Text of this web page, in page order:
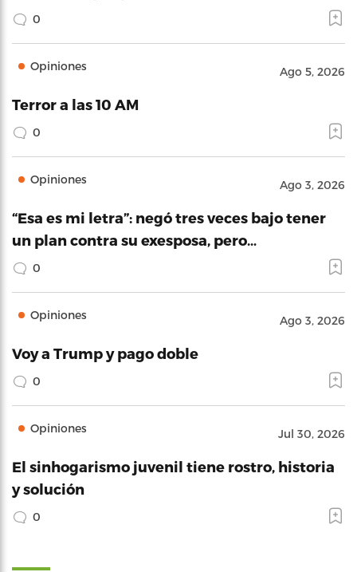
0
Opiniones Ago 5, 2026
Terror a las 10 AM
0
Opiniones Ago 3, 2026
“Esa es mi letra”: negó tres veces bajo tener
un plan contra su exesposa, pero…
0
Opiniones Ago 3, 2026
Voy a Trump y pago doble
0
Opiniones Jul 30, 2026
El sinhogarismo juvenil tiene rostro, historia
y solución
0